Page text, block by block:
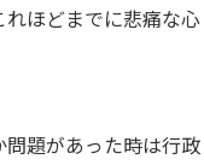
ほどまでに悲痛な心
題があった時は行政